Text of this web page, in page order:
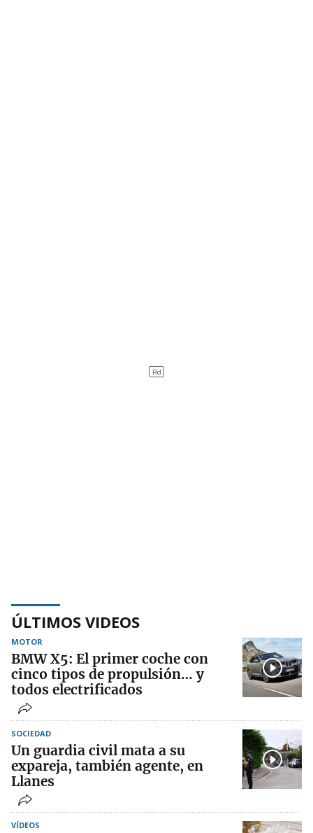
ÚLTIMOS VIDEOS
MOTOR
BMW X5: El primer coche con
cinco tipos de propulsión… y
todos electrificados
SOCIEDAD
Un guardia civil mata a su
expareja, también agente, en
Llanes
VÍDEOS